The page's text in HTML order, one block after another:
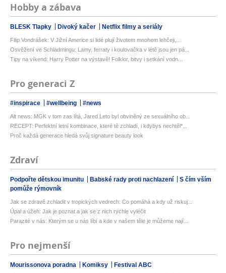
Hobby a zábava
BLESK Tlapky Divoký kačer Netflix filmy a seriály
Filip Vondrášek: V Jižní Americe si lidé plují životem mnohem lehčeji,...
Osvěžení ve Schladmingu: Lamy, ferraty i koulovačka v létě jsou jen pá...
Tipy na víkend: Harry Potter na výstavě! Folklor, bitvy i setkání vodn...
Pro generaci Z
#inspirace #wellbeing #news
Alt news: MGK v tom zas lítá, Jared Leto byl obviněný ze sexuálního ob...
RECEPT: Perfektní letní kombinace, které tě zchladí, i kdybys nechtěl*...
Proč každá generace hledá svůj signature beauty look
Zdraví
Podpořte dětskou imunitu Babské rady proti nachlazení
S čím vším
pomůže rýmovník
Jak se zdravě zchladit v tropických vedrech: Co pomáhá a kdy už riskuj...
Úpal a úžeh: Jak je poznat a jak se z nich rychle vyléčit
Parazité v nás: Kterým se u nás líbí a kde v našem těle je můžeme nají...
Pro nejmenší
Mourissonova poradna Komiksy Festival ABC